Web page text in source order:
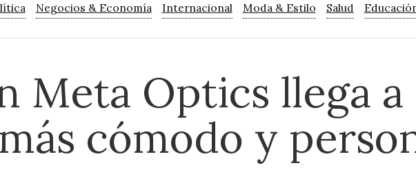
Negocios & Economía Internacional Moda & Estilo Salud
Meta Optics llega
cómodo y